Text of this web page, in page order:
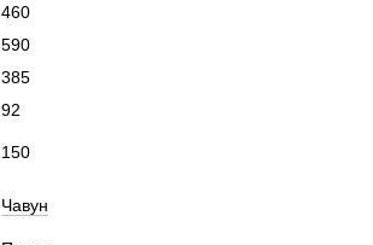
460
590
385
92
150
Чавун